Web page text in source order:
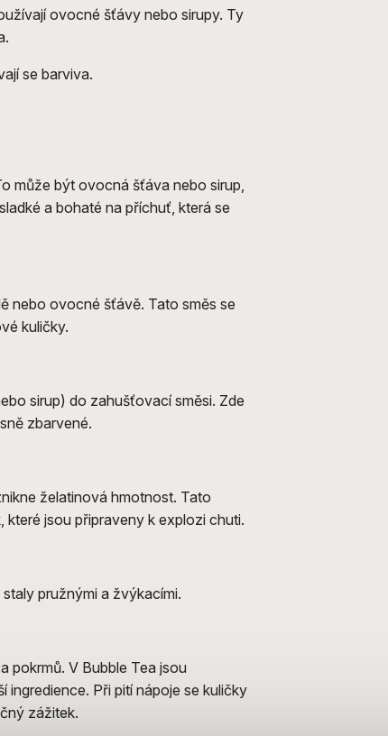
ovocné šťávy nebo sirupy. Ty
se barviva.
může být ovocná šťáva nebo sirup,
a bohaté na příchuť, která se
nebo ovocné šťávě. Tato směs se
kuličky.
sirup) do zahušťovací směsi. Zde
zbarvené.
želatinová hmotnost. Tato
jsou připraveny k explozi chuti.
pružnými a žvýkacími.
pokrmů. V Bubble Tea jsou
ingredience. Při pití nápoje se kuličky
zážitek.